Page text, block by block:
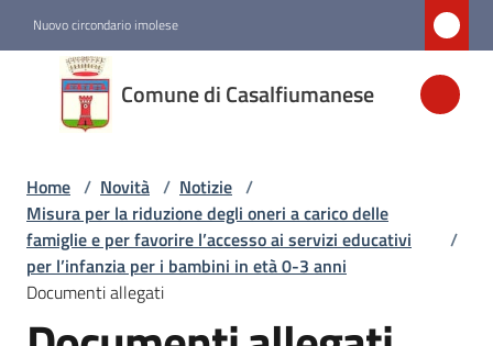
Nuovo circondario imolese
Comune di Casalfiumanese
Comune di
Casalfiumanese
Amministrazione
Novità
Menu selezionato
Home / Novità / Notizie /
Misura per la riduzione degli oneri a carico delle
famiglie e per favorire l’accesso ai servizi educativi
per l’infanzia per i bambini in età 0-3 anni
/
Documenti allegati